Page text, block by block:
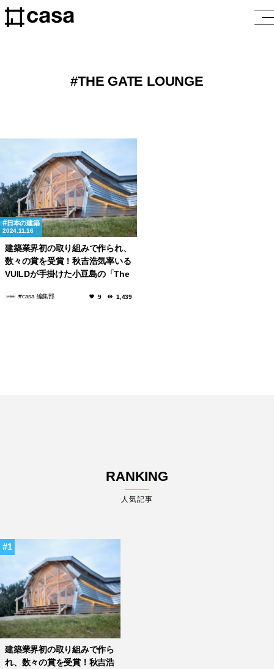
THE GATE LOUNGE
日本の建築
2024.11.16
建築業界初の取り組みで作られ、
数々の賞を受賞！秋吉浩気率いる
VUILDが手掛けた小豆島の「The
#casa 編集部 9 1,439
RANKING
人気記事
1
建築業界初の取り組みで作ら
れ、数々の賞を受賞！秋吉浩